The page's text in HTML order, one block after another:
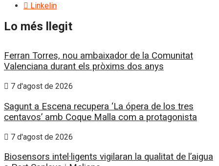
Linkelin
Lo més llegit
Ferran Torres, nou ambaixador de la Comunitat
Valenciana durant els pròxims dos anys
7 d'agost de 2026
Sagunt a Escena recupera ‘La ópera de los tres
centavos’ amb Coque Malla com a protagonista
7 d'agost de 2026
Biosensors intel·ligents vigilaran la qualitat de l’aigua